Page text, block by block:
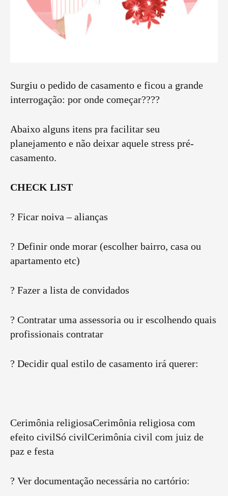
Surgiu o pedido de casamento e ficou a grande
interrogação: por onde começar????
Abaixo alguns itens pra facilitar seu
planejamento e não deixar aquele stress pré-
casamento.
CHECK LIST
? Ficar noiva – alianças
? Definir onde morar (escolher bairro, casa ou
apartamento etc)
? Fazer a lista de convidados
? Contratar uma assessoria ou ir escolhendo quais
profissionais contratar
? Decidir qual estilo de casamento irá querer:
Cerimônia religiosaCerimônia religiosa com
efeito civilSó civilCerimônia civil com juiz de
paz e festa
? Ver documentação necessária no cartório: